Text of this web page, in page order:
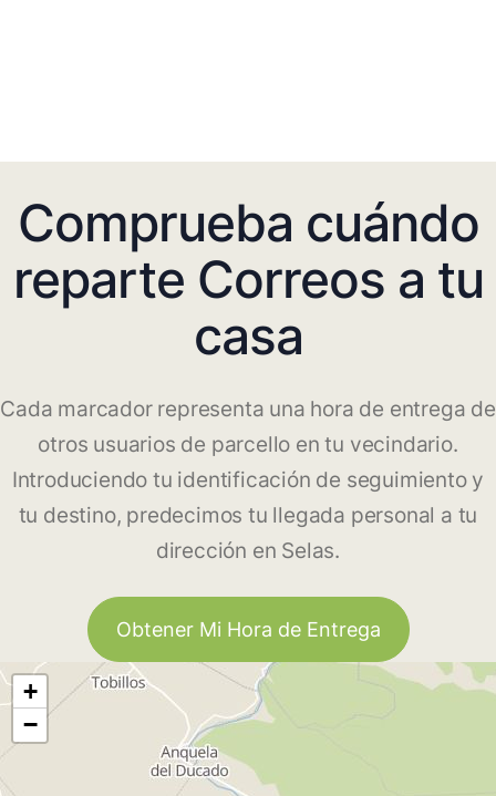
Comprueba cuándo
reparte Correos a tu
casa
Cada marcador representa una hora de entrega de
otros usuarios de parcello en tu vecindario.
Introduciendo tu identificación de seguimiento y
tu destino, predecimos tu llegada personal a tu
dirección en Selas.
Obtener Mi Hora de Entrega
+
−